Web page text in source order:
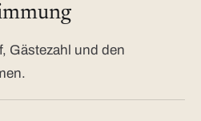
Gästezahl und den